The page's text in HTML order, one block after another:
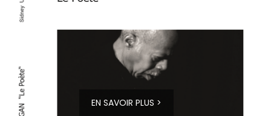
EN SAVOIR PLUS >